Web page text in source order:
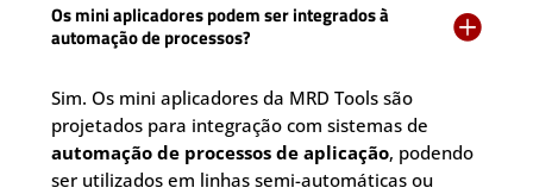
Os mini aplicadores podem ser integrados à
automação de processos?

Sim. Os mini aplicadores da MRD Tools são
projetados para integração com sistemas de
automação de processos de aplicação, podendo
ser utilizados em linhas semi-automáticas ou